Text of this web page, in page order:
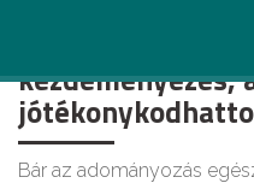
kezdeményezés,
Bár az adományozás